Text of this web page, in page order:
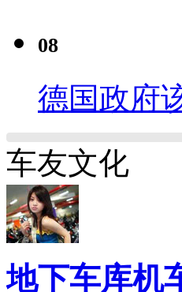
08
德国政府
车友文化
地下车库机